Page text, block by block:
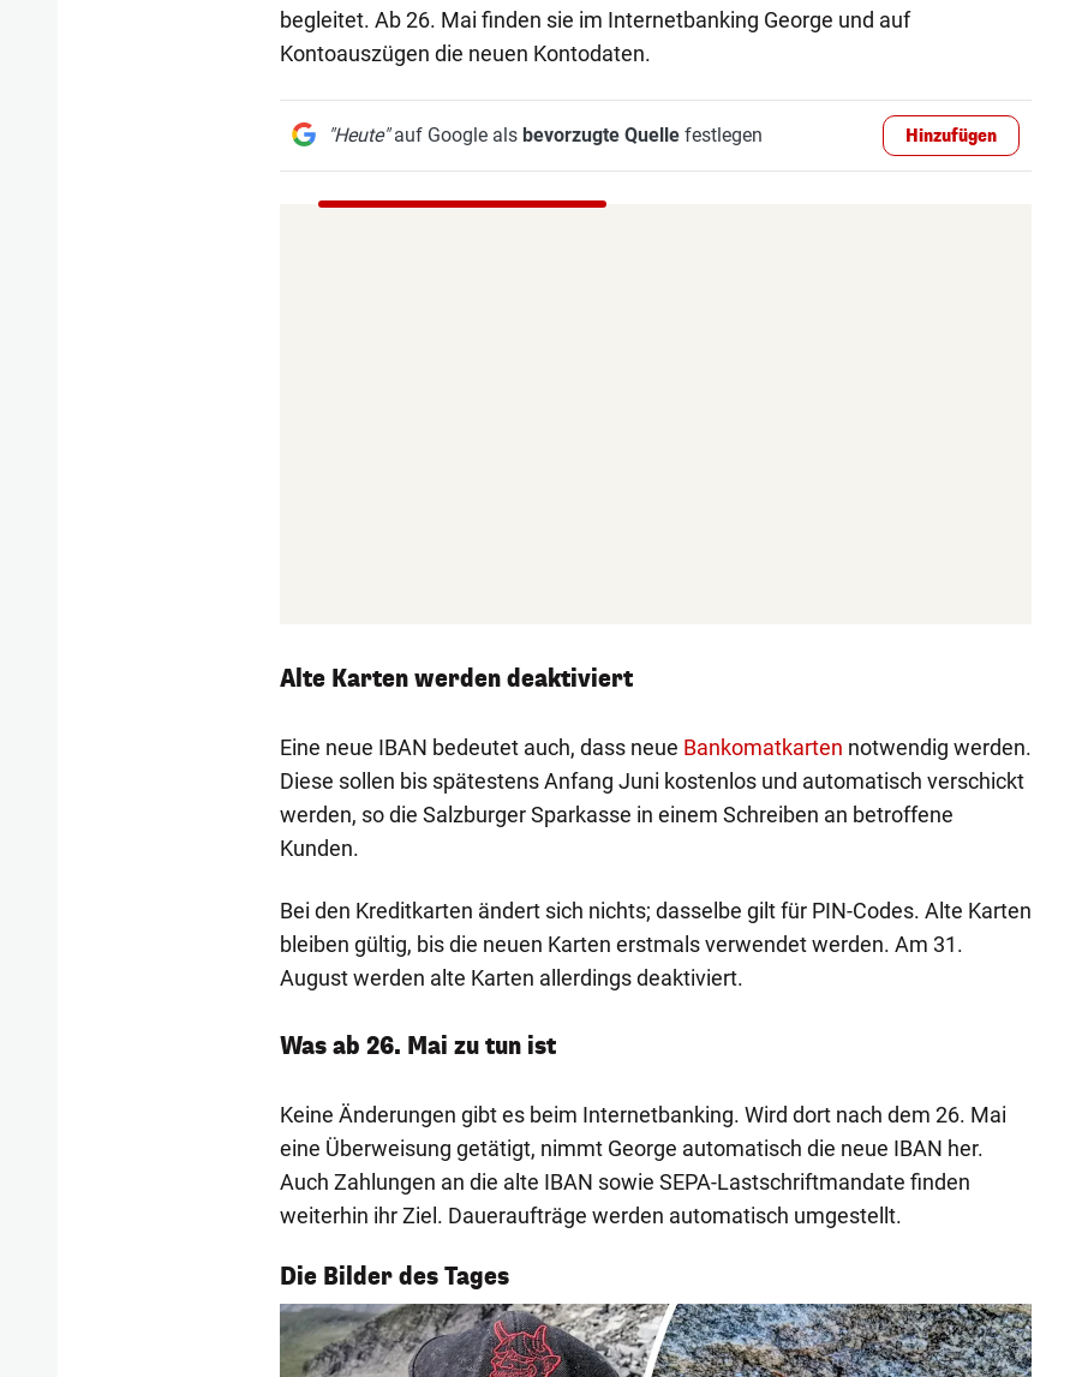
begleitet. Ab 26. Mai finden sie im Internetbanking George und auf
Kontoauszügen die neuen Kontodaten.
"Heute"auf Google als bevorzugte Quellefestlegen Hinzufügen
Alte Karten werden deaktiviert
Eine neue IBAN bedeutet auch, dass neue Bankomatkarten notwendig werden.
Diese sollen bis spätestens Anfang Juni kostenlos und automatisch verschickt
werden, so die Salzburger Sparkasse in einem Schreiben an betroffene
Kunden.
Bei den Kreditkarten ändert sich nichts; dasselbe gilt für PIN-Codes. Alte Karten
bleiben gültig, bis die neuen Karten erstmals verwendet werden. Am 31.
August werden alte Karten allerdings deaktiviert.
Was ab 26. Mai zu tun ist
Keine Änderungen gibt es beim Internetbanking. Wird dort nach dem 26. Mai
eine Überweisung getätigt, nimmt George automatisch die neue IBAN her.
Auch Zahlungen an die alte IBAN sowie SEPA-Lastschriftmandate finden
weiterhin ihr Ziel. Daueraufträge werden automatisch umgestellt.
Die Bilder des Tages
1/54